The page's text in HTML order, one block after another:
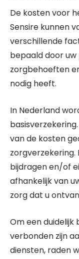
De kosten voor
Sensire kunnen
verschillende
bepaald door
zorgbehoeften
nodig heeft.
In Nederland
van de kosten
zorgverzekering.
bijdragen en/of
afhankelijk van
zorg dat u
Om een duidelijk
verbonden zijn
diensten, raden